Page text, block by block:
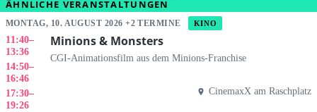
ÄHNLICHE VERANSTALTUNGEN
MONTAG, 10. AUGUST 2026 +2 TERMINE KINO
11:40–
13:36
14:50–
16:46
17:30–
19:26
Minions & Monsters
CGI-Animationsfilm aus dem Minions-Franchise
CinemaxX am Raschplatz